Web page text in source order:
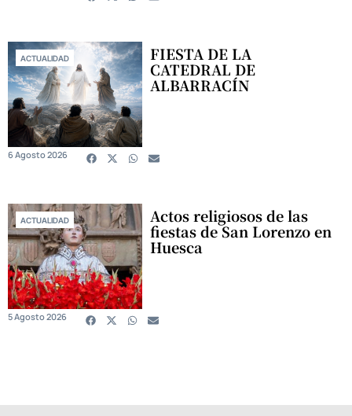
ACTUALIDAD FIESTA DE LA
CATEDRAL DE
ALBARRACÍN
6 Agosto 2026
ACTUALIDAD Actos religiosos de las
fiestas de San Lorenzo en
Huesca
5 Agosto 2026